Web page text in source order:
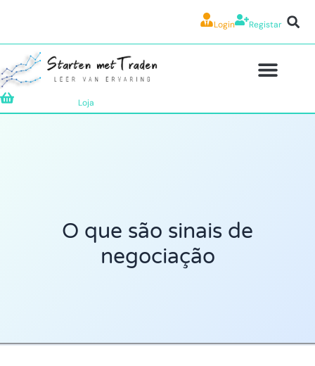
Login Registar
Loja
O que são sinais de
negociação